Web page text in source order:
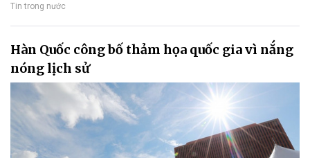
Tin trong nước
Hàn Quốc công bố thảm họa quốc gia vì nắng
nóng lịch sử